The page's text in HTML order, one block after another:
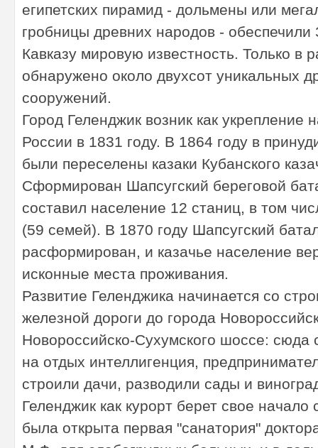
египетских пирамид - дольмены или
гробницы древних народов - обеспечили
Кавказу мировую известность. Только в
обнаружено около двухсот уникальных
сооружений.
Город Геленджик возник как укрепление
России в 1831 году. В 1864 году в
были переселены казаки Кубанского
Сформирован Шапсугский береговой
составил население 12 станиц, в том
(59 семей). В 1870 году Шапсугский
расформирован, и казачье население
исконные места проживания.
Развитие Геленджика начинается со
железной дороги до города
Новороссийско-Сухумского шоссе: сюда
на отдых интеллигенция,
строили дачи, разводили сады и
Геленджик как курорт берет свое начало
была открыта первая "санатория"